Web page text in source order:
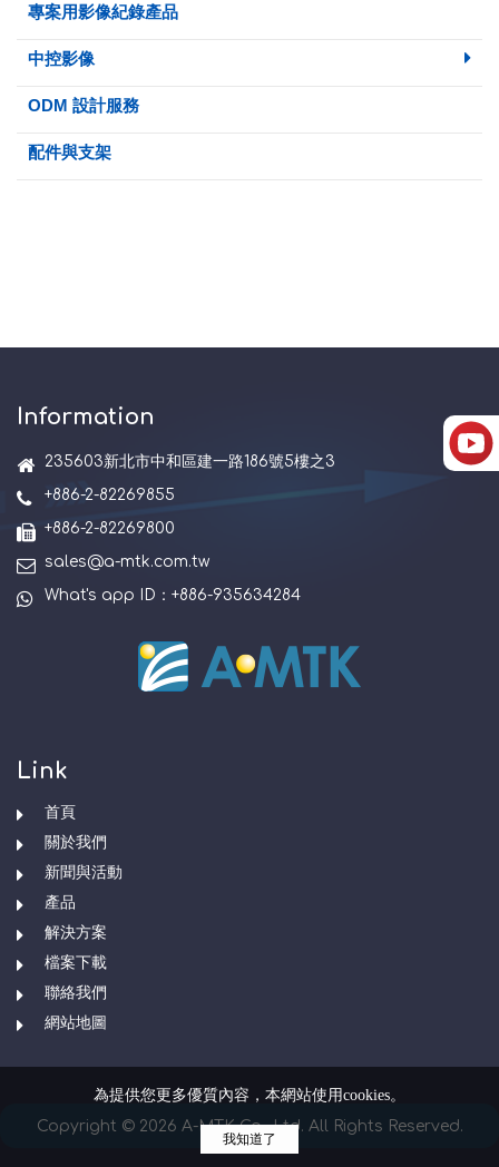
專案用影像紀錄產品
中控影像
ODM 設計服務
配件與支架
為提供您更多優質內容，本網站使用cookies。
我知道了
Information
235603新北市中和區建一路186號5樓之3
+886-2-82269855
+886-2-82269800
sales@a-mtk.com.tw
What's app ID：+886-935634284
Link
首頁
關於我們
新聞與活動
產品
解決方案
檔案下載
聯絡我們
網站地圖
Copyright © 2026 A-MTK Co., Ltd. All Rights Reserved.